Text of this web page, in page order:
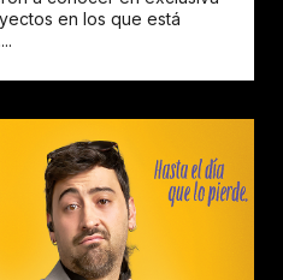
en los que está